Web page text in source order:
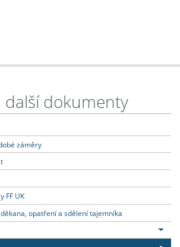
další dokumenty
záměry
FF UK
opatření a sdělení tajemníka